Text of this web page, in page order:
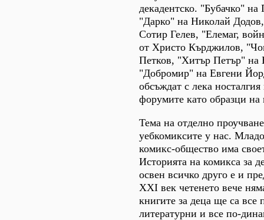
декадентско. "Бубачко"
"Дарко" на Николай
Сотир Гелев, "Елемаг,
от Христо Кърджилов,
Петков, "Хитър Петър" на
"Добромир" на Евгени
обсъждат с лека
форумите като образци на
Тема на отделно
уебкомиксите у нас.
комикс-общество има
Историята на комикса за
освен всичко друго е и
ХХI век четенето вече
книгите за деца ще са все
литературни и все по-